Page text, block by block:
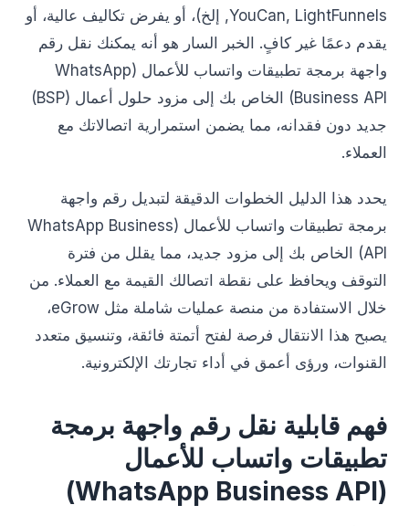
YouCan, LightFunnels, إلخ)، أو يفرض تكاليف عالية، أو
يقدم دعمًا غير كافٍ. الخبر السار هو أنه يمكنك نقل رقم
واجهة برمجة تطبيقات واتساب للأعمال (WhatsApp
Business API) الخاص بك إلى مزود حلول أعمال (BSP)
جديد دون فقدانه، مما يضمن استمرارية اتصالاتك مع
العملاء.
يحدد هذا الدليل الخطوات الدقيقة لتبديل رقم واجهة
برمجة تطبيقات واتساب للأعمال (WhatsApp Business
API) الخاص بك إلى مزود جديد، مما يقلل من فترة
التوقف ويحافظ على نقطة اتصالك القيمة مع العملاء. من
خلال الاستفادة من منصة عمليات شاملة مثل eGrow،
يصبح هذا الانتقال فرصة لفتح أتمتة فائقة، وتنسيق متعدد
القنوات، ورؤى أعمق في أداء تجارتك الإلكترونية.
فهم قابلية نقل رقم واجهة برمجة
تطبيقات واتساب للأعمال
(WhatsApp Business API)